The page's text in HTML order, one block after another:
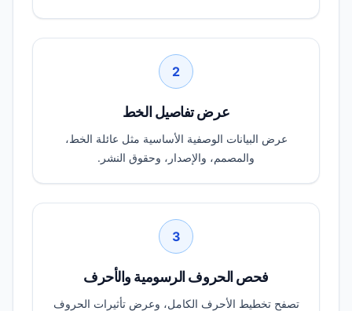
2
عرض تفاصيل الخط
عرض البيانات الوصفية الأساسية مثل عائلة الخط،
والمصمم، والإصدار، وحقوق النشر.
3
فحص الحروف الرسومية والأحرف
تصفح تخطيط الأحرف الكامل، وعرض تأثيرات الحروف